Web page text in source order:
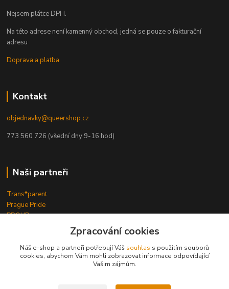
Nejsem plátce DPH.
Na této adrese není kamenný obchod, jedná se pouze o fakturační
adresu
Doprava a platba
Kontakt
objednavky@queershop.cz
773 560 726 (všední dny 9-16 hod)
Naši partneři
Trans*parent
Prague Pride
PROUD
Stud Brno
Mezipatra
Zpracování cookies
Náš e-shop a partneři potřebují Váš souhlas s použitím souborů
cookies, abychom Vám mohli zobrazovat informace odpovídající
Vašim zájmům.